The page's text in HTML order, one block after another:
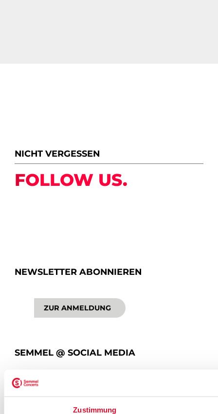
Zustimmung
NICHT VERGESSEN
FOLLOW US.
NEWSLETTER ABONNIEREN
ZUR ANMELDUNG
SEMMEL @ SOCIAL MEDIA